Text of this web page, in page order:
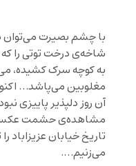
با چشم بصیرت می‌توان
شاخه‌ی درخت توتی را كه
به کوچه سرک کشیده،
مغلوبین می‌پاشد…
آن روز دلپذیر پاییزی
مشاهده‌ی حشمت
تاریخ خیابان عزیزاباد
می‌زنیم….